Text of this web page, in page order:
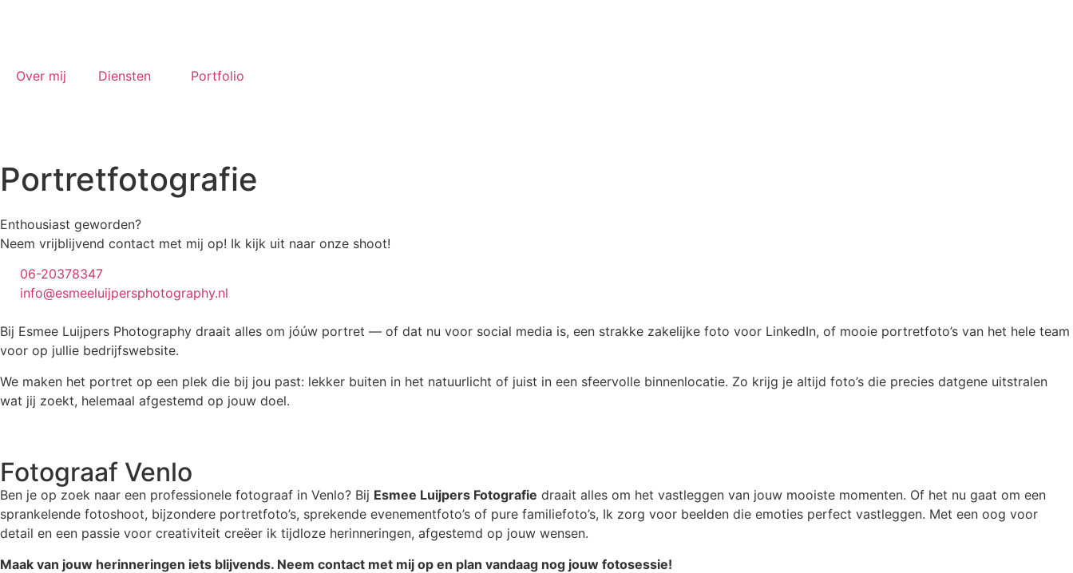
Over mij Diensten Portfolio
Portretfotografie
Enthousiast geworden?
Neem vrijblijvend contact met mij op! Ik kijk uit naar onze shoot!
06-20378347
info@esmeeluijpersphotography.nl
Bij Esmee Luijpers Photography draait alles om jóúw portret — of dat nu voor social media is, een strakke zakelijke foto voor LinkedIn, of mooie portretfoto’s van het hele team
voor op jullie bedrijfswebsite.
We maken het portret op een plek die bij jou past: lekker buiten in het natuurlicht of juist in een sfeervolle binnenlocatie. Zo krijg je altijd foto’s die precies datgene uitstralen
wat jij zoekt, helemaal afgestemd op jouw doel.
Fotograaf Venlo
Ben je op zoek naar een professionele fotograaf in Venlo? Bij Esmee Luijpers Fotografie draait alles om het vastleggen van jouw mooiste momenten. Of het nu gaat om een
sprankelende fotoshoot, bijzondere portretfoto’s, sprekende evenementfoto’s of pure familiefoto’s, Ik zorg voor beelden die emoties perfect vastleggen. Met een oog voor
detail en een passie voor creativiteit creëer ik tijdloze herinneringen, afgestemd op jouw wensen.
Maak van jouw herinneringen iets blijvends. Neem contact met mij op en plan vandaag nog jouw fotosessie!